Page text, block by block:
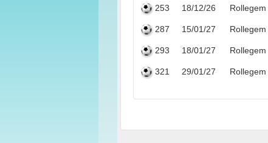
253 18/12/26 Rollegem
287 15/01/27 Rollegem
293 18/01/27 Rollegem
321 29/01/27 Rollegem